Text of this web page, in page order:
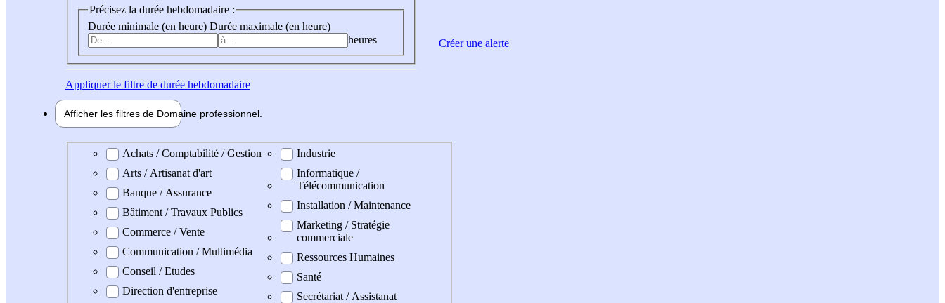
Précisez la durée hebdomadaire :
Durée minimale (en heure) Durée maximale (en heure)
heures
Appliquerle filtre de durée hebdomadaire
Afficher les filtres de Domaine professionnel
Domaine professionel
Achats / Comptabilité / Gestion
Arts / Artisanat d'art
Banque / Assurance
Bâtiment / Travaux Publics
Commerce / Vente
Communication / Multimédia
Conseil / Etudes
Direction d'entreprise
Industrie
Informatique /
Télécommunication
Installation / Maintenance
Marketing / Stratégie
commerciale
Ressources Humaines
Santé
Secrétariat / Assistanat
Créer une alerte